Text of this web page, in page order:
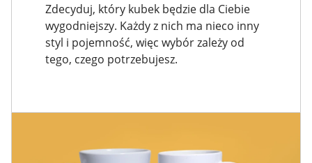
Zdecyduj, który kubek będzie dla Ciebie
wygodniejszy. Każdy z nich ma nieco inny
styl i pojemność, więc wybór zależy od
tego, czego potrzebujesz.